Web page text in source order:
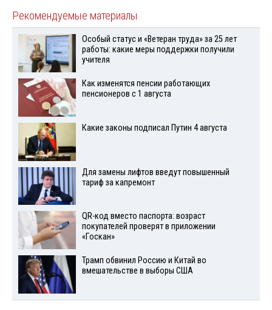
Рекомендуемые материалы
Особый статус и «Ветеран труда» за 25 лет
работы: какие меры поддержки получили
учителя
Как изменятся пенсии работающих
пенсионеров с 1 августа
Какие законы подписал Путин 4 августа
Для замены лифтов введут повышенный
тариф за капремонт
QR-код вместо паспорта: возраст
покупателей проверят в приложении
«Госкан»
Трамп обвинил Россию и Китай во
вмешательстве в выборы США